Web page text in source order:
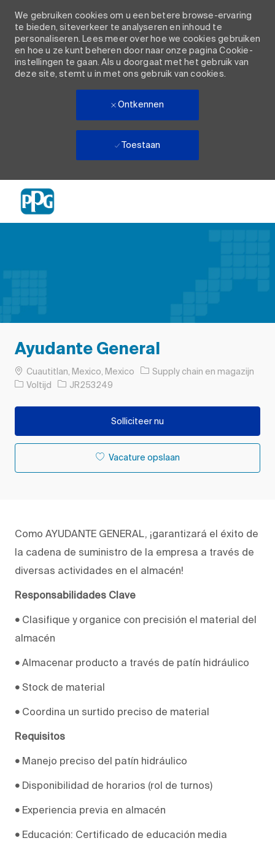
We gebruiken cookies om u een betere browse-ervaring
te bieden, siteverkeer te analyseren en inhoud te
personaliseren. Lees meer over hoe we cookies gebruiken
en hoe u ze kunt beheren door naar onze pagina Cookie-
instellingen te gaan. Als u doorgaat met het gebruik van
deze site, stemt u in met ons gebruik van cookies.
Ontkennen
Toestaan
Ayudante General
PlaatsCuautitlan, Mexico, Mexico Categorie
Supply chain en magazijn
Soort baan
Voltijd Taak-ID
JR253249
Solliciteer nu
Vacature opslaan
Como AYUDANTE GENERAL, ¡garantizará el éxito de
la cadena de suministro de la empresa a través de
diversas actividades en el almacén!
Responsabilidades Clave
• Clasifique y organice con precisión el material del
almacén
• Almacenar producto a través de patín hidráulico
• Stock de material
• Coordina un surtido preciso de material
Requisitos
• Manejo preciso del patín hidráulico
• Disponibilidad de horarios (rol de turnos)
• Experiencia previa en almacén
• Educación: Certificado de educación media